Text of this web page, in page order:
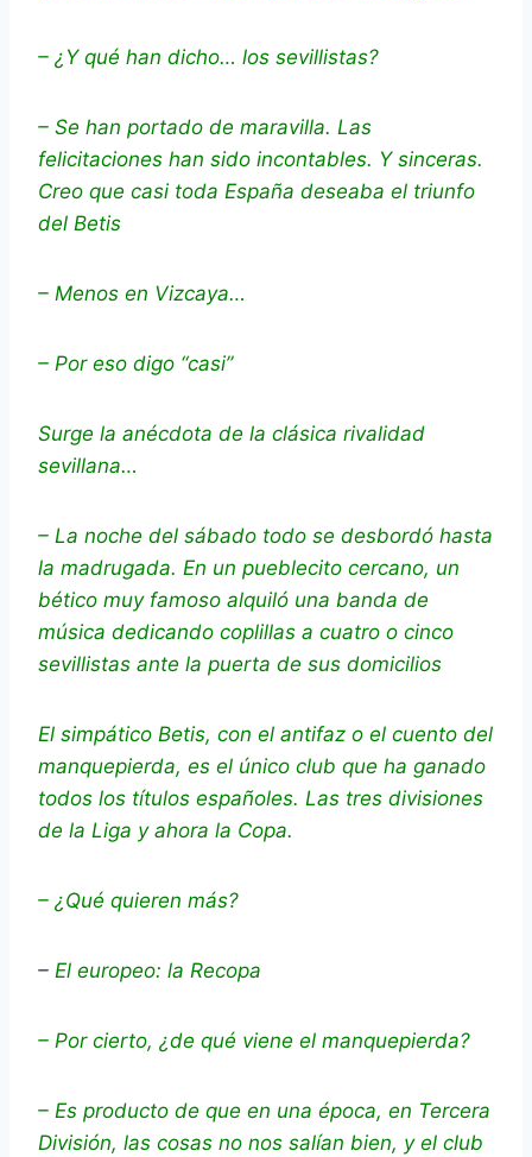
– ¿Y qué han dicho… los sevillistas?
– Se han portado de maravilla. Las
felicitaciones han sido incontables. Y sinceras.
Creo que casi toda España deseaba el triunfo
del Betis
– Menos en Vizcaya…
– Por eso digo “casi”
Surge la anécdota de la clásica rivalidad
sevillana…
– La noche del sábado todo se desbordó hasta
la madrugada. En un pueblecito cercano, un
bético muy famoso alquiló una banda de
música dedicando coplillas a cuatro o cinco
sevillistas ante la puerta de sus domicilios
El simpático Betis, con el antifaz o el cuento del
manquepierda, es el único club que ha ganado
todos los títulos españoles. Las tres divisiones
de la Liga y ahora la Copa.
– ¿Qué quieren más?
– El europeo: la Recopa
– Por cierto, ¿de qué viene el manquepierda?
– Es producto de que en una época, en Tercera
División, las cosas no nos salían bien, y el club